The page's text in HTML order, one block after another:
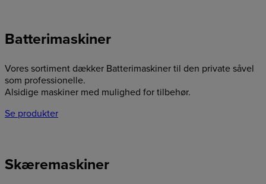
Batterimaskiner
Vores sortiment dækker Batterimaskiner til den private såvel
som professionelle.
Alsidige maskiner med mulighed for tilbehør.
Se produkter
Skæremaskiner